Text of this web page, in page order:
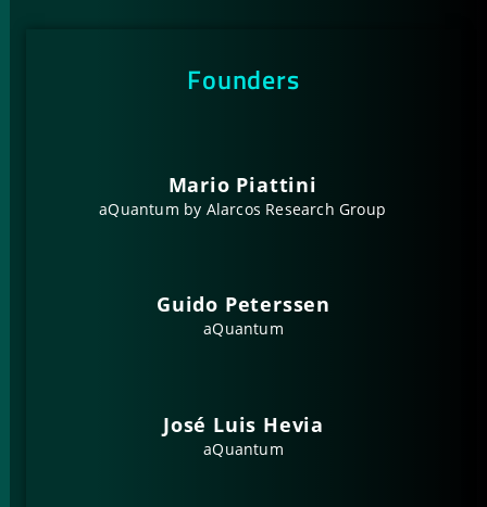
Founders
Mario Piattini
aQuantum by Alarcos Research Group
Guido Peterssen
aQuantum
José Luis Hevia
aQuantum